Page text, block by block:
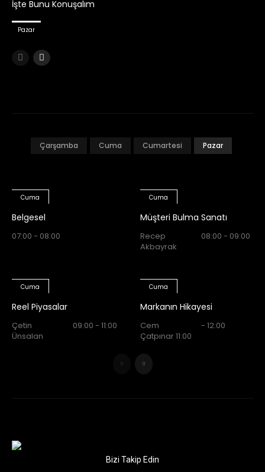
İşte Bunu Konuşalım
Pazar
Çarşamba Cuma Cumartesi Pazar
Cuma
Belgesel
07:00 - 08:00
Cuma
Müşteri Bulma Sanatı
Recep
Akbayrak
08:00 - 09:00
Cuma
Reel Piyasalar
Çetin
Ünsalan
09:00 - 11:00
Cuma
Markanın Hikayesi
Cem
Çatpınar 11:00
- 12:00
Bizi Takip Edin